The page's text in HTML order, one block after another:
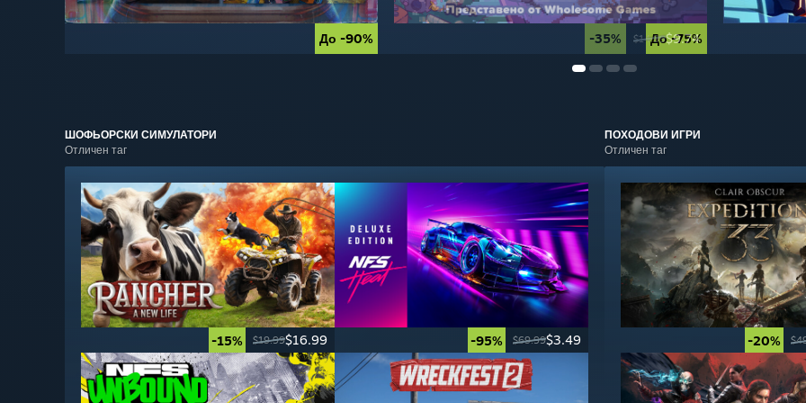
До -90% До -75%
До -90% -35% $14.99$9.74
ШОФЬОРСКИ СИМУЛАТОРИ
Отличен таг
-15% $19.99$16.99 -95% $69.99$3.49
ПОХОДОВИ ИГРИ
Отличен таг
-20%